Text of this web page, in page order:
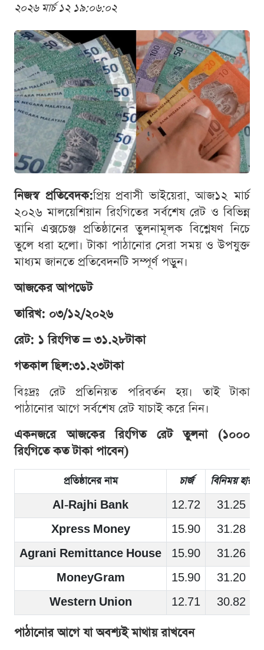
২০২৬ মার্চ ১২ ১৯:০৬:০২
নিজস্ব প্রতিবেদক:প্রিয় প্রবাসী ভাইয়েরা, আজ১২ মার্চ
২০২৬ মালয়েশিয়ান রিংগিতের সর্বশেষ রেট ও বিভিন্ন
মানি এক্সচেঞ্জ প্রতিষ্ঠানের তুলনামূলক বিশ্লেষণ নিচে
তুলে ধরা হলো। টাকা পাঠানোর সেরা সময় ও উপযুক্ত
মাধ্যম জানতে প্রতিবেদনটি সম্পূর্ণ পড়ুন।
আজকের আপডেট
তারিখ: ০৩/১২/২০২৬
রেট: ১ রিংগিত = ৩১.২৮টাকা
গতকাল ছিল:৩১.২৩টাকা
বিঃদ্রঃ রেট প্রতিনিয়ত পরিবর্তন হয়। তাই টাকা
পাঠানোর আগে সর্বশেষ রেট যাচাই করে নিন।
একনজরে আজকের রিংগিত রেট তুলনা (১০০০
রিংগিতে কত টাকা পাবেন)
প্রতিষ্ঠানের নাম চার্জ বিনিময় হার
Al-Rajhi Bank
12.72
31.25
Xpress Money
15.90
31.28
Agrani Remittance House
15.90
31.26
MoneyGram
15.90
31.20
Western Union
12.71 30.82
পাঠানোর আগে যা অবশ্যই মাথায় রাখবেন